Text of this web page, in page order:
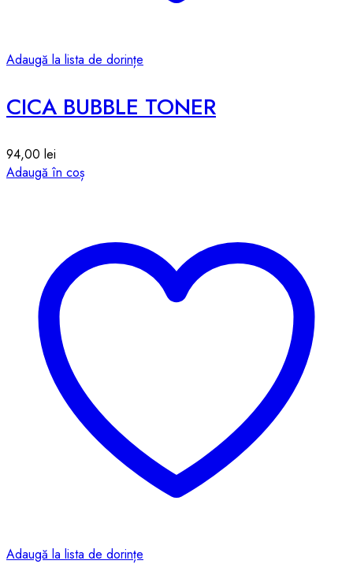
Adaugă la lista de dorințe
CICA BUBBLE TONER
94,00 lei
Adaugă în coș
Adaugă la lista de dorințe